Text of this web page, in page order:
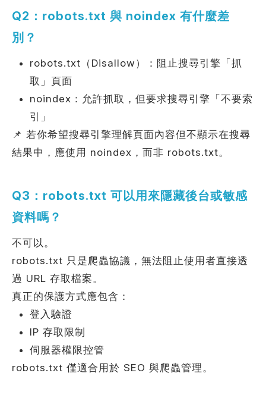
Q2：robots.txt 與 noindex 有什麼差
別？
robots.txt（Disallow）：阻止搜尋引擎「抓
取」頁面
noindex：允許抓取，但要求搜尋引擎「不要索
引」
📌 若你希望搜尋引擎理解頁面內容但不顯示在搜尋
結果中，應使用 noindex，而非 robots.txt。
Q3：robots.txt 可以用來隱藏後台或敏感
資料嗎？
不可以。
robots.txt 只是爬蟲協議，無法阻止使用者直接透
過 URL 存取檔案。
真正的保護方式應包含：
登入驗證
IP 存取限制
伺服器權限控管
robots.txt 僅適合用於 SEO 與爬蟲管理。